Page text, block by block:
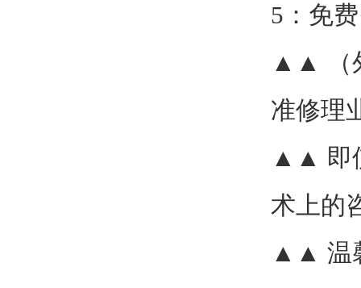
5 ：免
▲▲
准修理
▲▲ 即
术上的
▲▲ 温